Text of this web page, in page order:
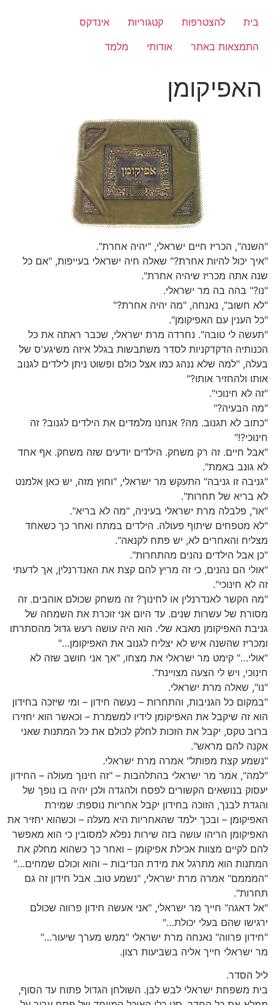
לתוכןבית להצטרפות קטגוריות
אינדקס
התמצאות באתר
אודותי מלמד
האפיקומן
"השנה", הכריז חיים ישראלי, "יהיה אחרת".
"איך יכול להיות אחרת?" שאלה חיה ישראלי בעייפות, "אם כל
שנה אתה מכריז שיהיה אחרת".
"נו?" בהה בה מר ישראלי.
"לא חשוב", נאנחה, "מה יהיה אחרת?"
"כל הענין עם האפיקומן".
"תעשה לי טובה". נחרדה מרת ישראלי, שכבר ראתה את כל
הכנותיה הדקדקניות לסדר משתבשות בגלל איזה משיגע'ס של
בעלה, "למה שלא ננהג כמו אצל כולם ופשוט ניתן לילדים לגנוב
אותו ולהחזיר אותו?"
"זה לא חינוכי".
"מה הבעיה?"
"כתוב לא תגנוב. מה? אנחנו מלמדים את הילדים לגנוב? זה
חינוכי?!"
"אבל חיים. זה רק משחק. הילדים יודעים שזה משחק. אף אחד
לא גונב באמת".
"גניבה זו גניבה" התעקש מר ישראלי, "וחוץ מזה, יש כאן אלמנט
לא בריא של תחרות".
"או", פלבלה מרת ישראלי בעיניה, "מה לא בריא".
"לא מטפחים שיתוף פעולה. הילדים במתח ואחר כך כשאחד
מצליח והאחרים לא, יש פתח לקנאה".
"כן אבל הילדים נהנים מהתחרות".
"אולי הם נהנים, כי זה מריץ להם קצת את האנדרנלין, אך לדעתי
זה לא חינוכי".
"מה הקשר לאנדרנלין או לחינוך? זה משחק שכולם אוהבים. זה
מסורת של עשרות שנים. עד היום אני זוכרת את השמחה של
גניבת האפיקומן מאבא שלי. הוא היה עושה רעש גדול מהסתרתו
ומכריז שהשנה איש לא יצליח לגנוב את האפיקומן…"
"אולי…" קימט מר ישראלי את מצחו, "אך אני חושב שזה לא
חינוכי, ויש לי הצעה מצויינת".
"נו", שאלה מרת ישראלי.
"במקום כל הגניבות, והתחרות – נעשה חידון – ומי שיזכה בחידון
הוא זה שיקבל את האפיקומן לידיו למשמרת – וכאשר הוא יחזירו
ברוב טקס, יקבל את הזכות לחלק לכולם את כל המתנות שאני
אקנה להם מראש".
"נשמע קצת מפותל" אמרה מרת ישראלי.
"למה", אמר מר ישראלי בהתלהבות – "זה חינוך מעולה – החידון
יעסוק בנושאים הקשורים לפסח ולהגדה ולכן יהיה בו נופך של
והגדת לבנך, הזוכה בחידון יקבל אחריות נוספת: שמירת
האפיקומן – ובכך ילמד שהאחריות היא מעלה – וכשהוא יחזיר את
האפיקומן הריהו עושה בזה שירות נפלא למסובין כי הוא מאפשר
להם לקיים מצוות אכילת אפיקומן – ואחר כך כשהוא מחלק את
המתנות הוא מתרגל את מידת הנדיבות – והוא וכולם שמחים…"
"המממם" אמרה מרת ישראלי, "נשמע טוב. אבל חידון זה גם
תחרות".
"אל דאגה" חייך מר ישראלי, "אני אעשה חידון פרווה שכולם
ירגישו שהם בעלי יכולת…"
"חידון פרווה" נאנחה מרת ישראלי "ממש מערך שיעור…"
מר ישראלי חייך אליה בשביעות רצון.
ליל הסדר.
בית משפחת ישראלי לבש לבן. השולחן הגדול פתוח עד הסוף,